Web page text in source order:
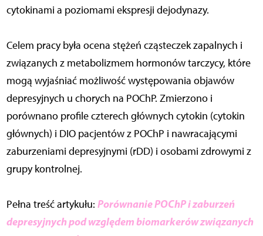
cytokinami a poziomami ekspresji dejodynazy.
Celem pracy była ocena stężeń cząsteczek zapalnych i
związanych z metabolizmem hormonów tarczycy, które
mogą wyjaśniać możliwość występowania objawów
depresyjnych u chorych na POChP. Zmierzono i
porównano profile czterech głównych cytokin (cytokin
głównych) i DIO pacjentów z POChP i nawracającymi
zaburzeniami depresyjnymi (rDD) i osobami zdrowymi z
grupy kontrolnej.
Pełna treść artykułu: Porównanie POChP i zaburzeń
depresyjnych pod względem biomarkerów związanych